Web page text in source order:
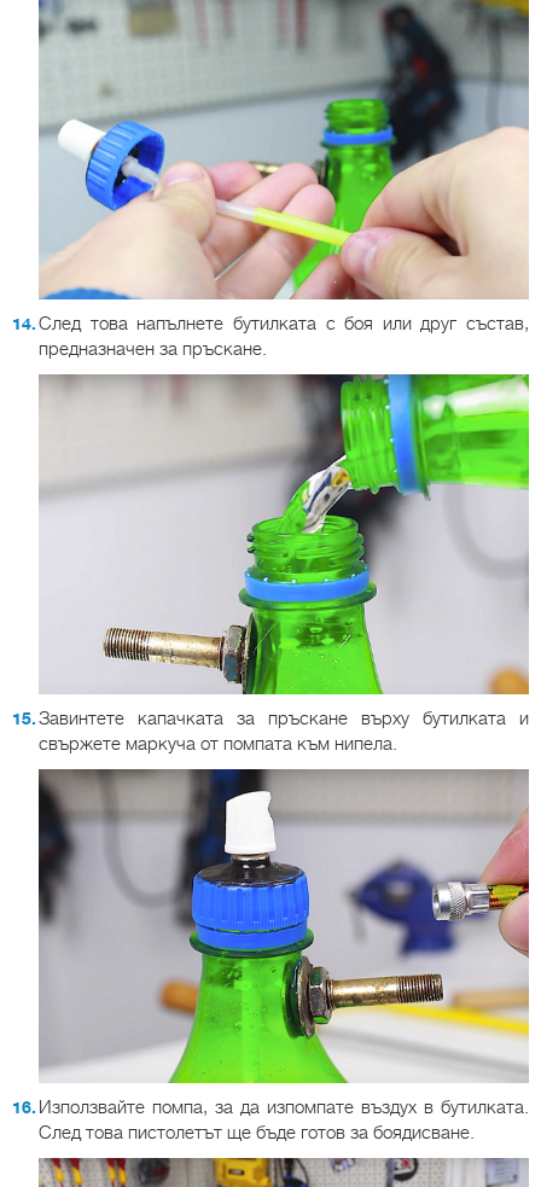
След това напълнете бутилката с боя или друг състав,
предназначен за пръскане.
Завинтете капачката за пръскане върху бутилката и
свържете маркуча от помпата към нипела.
Използвайте помпа, за да изпомпате въздух в бутилката.
След това пистолетът ще бъде готов за боядисване.